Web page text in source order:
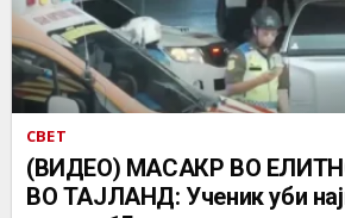
СВЕТ
(ВИДЕО) МАСАКР ВО
ВО ТАЈЛАНД: Ученик уби